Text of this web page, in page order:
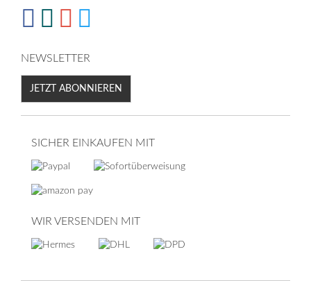
NEWSLETTER
JETZT ABONNIEREN
SICHER EINKAUFEN MIT
WIR VERSENDEN MIT